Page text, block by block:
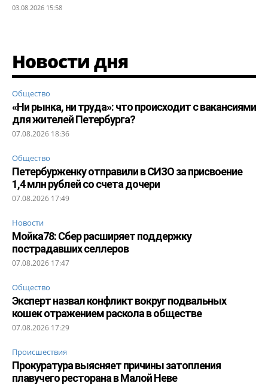
03.08.2026 15:58
Новости дня
Общество
«Ни рынка, ни труда»: что происходит с вакансиями
для жителей Петербурга?
07.08.2026 18:36
Общество
Петербурженку отправили в СИЗО за присвоение
1,4 млн рублей со счета дочери
07.08.2026 17:49
Новости
Мойка78: Сбер расширяет поддержку
пострадавших селлеров
07.08.2026 17:47
Общество
Эксперт назвал конфликт вокруг подвальных
кошек отражением раскола в обществе
07.08.2026 17:29
Происшествия
Прокуратура выясняет причины затопления
плавучего ресторана в Малой Неве